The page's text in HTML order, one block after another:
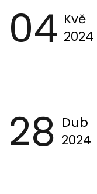
04 Kvě
2024
28 Dub
2024